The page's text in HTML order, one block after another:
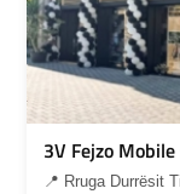
3V Fejzo
📍 Rruga Durrësit